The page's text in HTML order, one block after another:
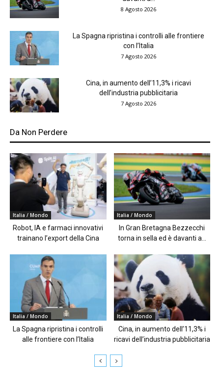
8 Agosto 2026
La Spagna ripristina i controlli alle frontiere
con l’Italia
7 Agosto 2026
Cina, in aumento dell’11,3% i ricavi
dell’industria pubblicitaria
7 Agosto 2026
Da Non Perdere
Italia / Mondo
Robot, IA e farmaci innovativi
trainano l’export della Cina
Italia / Mondo
In Gran Bretagna Bezzecchi
torna in sella ed è davanti a...
Italia / Mondo
La Spagna ripristina i controlli
alle frontiere con l’Italia
Italia / Mondo
Cina, in aumento dell’11,3% i
ricavi dell’industria pubblicitaria